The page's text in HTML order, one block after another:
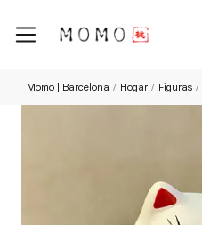
Momo | Barcelona Hogar Figuras